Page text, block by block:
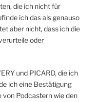
die ich nicht für
ich das als genauso
aber nicht, dass ich die
oder
und PICARD, die ich
ich eine Bestätigung
von Podcastern wie den